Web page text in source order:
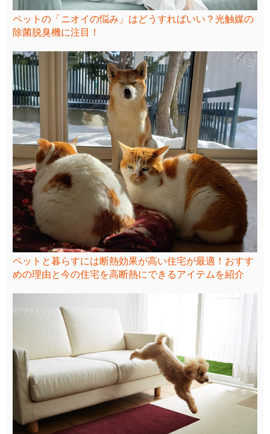
ペットの「ニオイの悩み」はどうすればいい？光触媒の
除菌脱臭機に注目！
ペットと暮らすには断熱効果が高い住宅が最適！おすす
めの理由と今の住宅を高断熱にできるアイテムを紹介